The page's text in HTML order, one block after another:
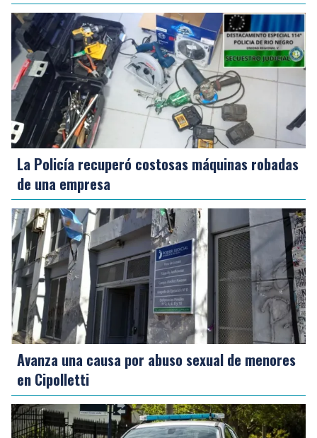
La Policía recuperó costosas máquinas robadas
de una empresa
Avanza una causa por abuso sexual de menores
en Cipolletti